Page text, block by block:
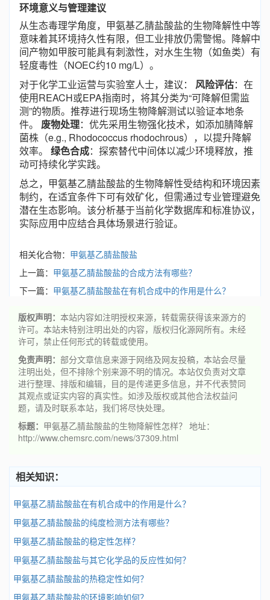
环境意义与管理建议
从生态毒理学角度，甲氨基乙腈盐酸盐的生物降解性中等
意味着其环境持久性有限，但工业排放仍需警惕。降解中
间产物如甲胺可能具有刺激性，对水生生物（如鱼类）有
轻度毒性（NOEC约10 mg/L）。
对于化学工业运营与实验室人士，建议： 风险评估：在
使用REACH或EPA指南时，将其分类为“可降解但需监
测”的物质。推荐进行现场生物降解测试以验证本地条
件。 废物处理：优先采用生物强化技术，如添加腈降解
菌株（e.g., Rhodococcus rhodochrous），以提升降解
效率。 绿色合成：探索替代中间体以减少环境释放，推
动可持续化学实践。
总之，甲氨基乙腈盐酸盐的生物降解性受结构和环境因素
制约，在适宜条件下可有效矿化，但需通过专业管理避免
潜在生态影响。该分析基于当前化学数据库和标准协议，
实际应用中应结合具体场景进行验证。
相关化合物： 甲氨基乙腈盐酸盐
上一篇： 甲氨基乙腈盐酸盐的合成方法有哪些？
下一篇： 甲氨基乙腈盐酸盐在有机合成中的作用是什么？
版权声明： 本站内容如注明授权来源，转载需获得该来源方的
许可。本站未特别注明出处的内容，版权归化源网所有。未经
许可，禁止任何形式的转载或使用。
免责声明： 部分文章信息来源于网络及网友投稿，本站会尽量
注明出处，但不排除个别来源不明的情况。本站仅负责对文章
进行整理、排版和编辑，目的是传递更多信息，并不代表赞同
其观点或证实内容的真实性。如涉及版权或其他合法权益问
题，请及时联系本站，我们将尽快处理。
标题： 甲氨基乙腈盐酸盐的生物降解性怎样？ 地址：
http://www.chemsrc.com/news/37309.html
相关知识：
甲氨基乙腈盐酸盐在有机合成中的作用是什么？
甲氨基乙腈盐酸盐的纯度检测方法有哪些？
甲氨基乙腈盐酸盐的稳定性怎样？
甲氨基乙腈盐酸盐与其它化学品的反应性如何？
甲氨基乙腈盐酸盐的热稳定性如何？
甲氨基乙腈盐酸盐的环境影响如何？